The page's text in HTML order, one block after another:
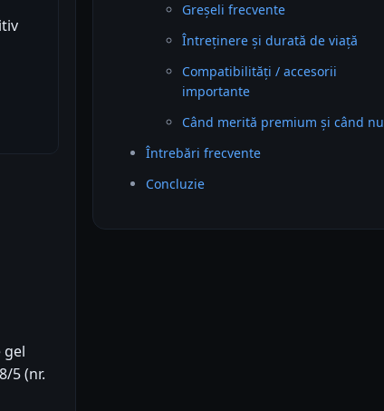
gel
5 (nr.
Greșeli frecvente
Întreținere și durată de viață
Compatibilități / accesorii
importante
Când merită premium și când nu
Întrebări frecvente
Concluzie